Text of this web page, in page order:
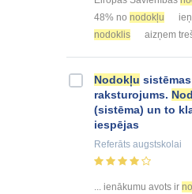
48% no nodokļu
nodoklis
aizņem
Nodokļu
raksturojums.
(sistēma) un to
iespējas
Referāts augstskolai
... ienākumu avots ir